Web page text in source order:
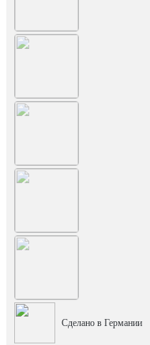
Сделано в Германии